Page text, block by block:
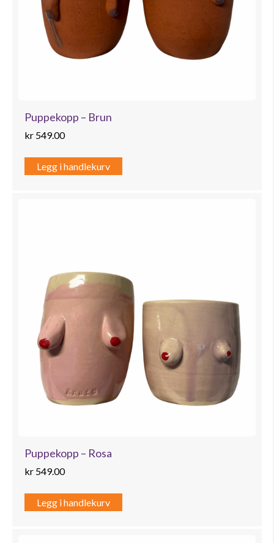
Puppekopp – Brun
kr 549.00
Legg i handlekurv
Puppekopp – Rosa
kr 549.00
Legg i handlekurv